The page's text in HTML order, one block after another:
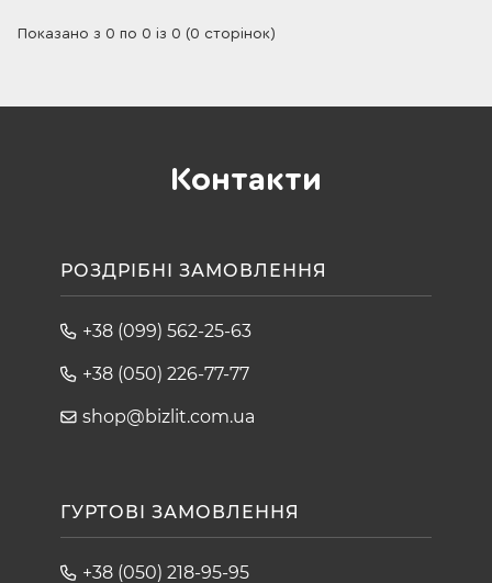
Показано з 0 по 0 із 0 (0 сторінок)
Контакти
РОЗДРІБНІ ЗАМОВЛЕННЯ
+38 (099) 562-25-63
+38 (050) 226-77-77
shop@bizlit.com.ua
ГУРТОВІ ЗАМОВЛЕННЯ
+38 (050) 218-95-95